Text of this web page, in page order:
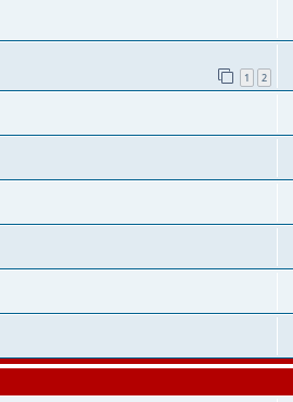
1 2